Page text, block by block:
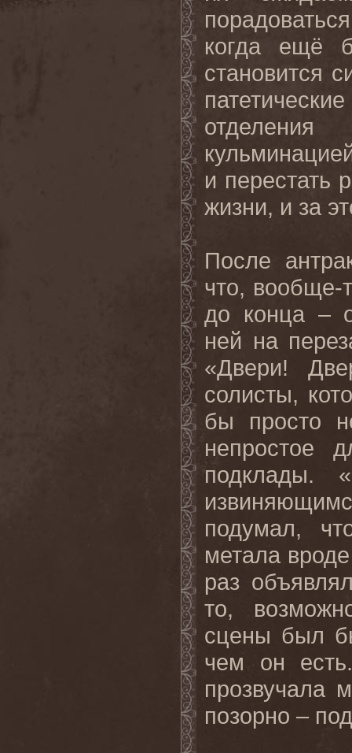
когда ещё
становится
и перестать
жизни, и за
После
что,
до конца –
ней на
«Двери!
солисты,
бы просто
непростое
подклады.
подумал,
метала
раз
то,
сцены был
чем он
прозвучала
позорно –